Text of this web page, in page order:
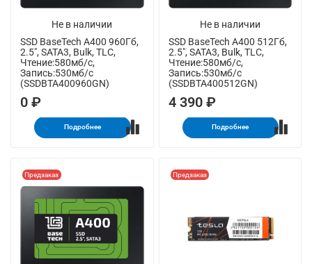
Не в наличии
SSD BaseTech A400 960Гб,
2.5", SATA3, Bulk, TLC,
Чтение:580мб/с,
Запись:530мб/с
(SSDBTA400960GN)
0 ₽
Подробнее
Не в наличии
SSD BaseTech A400 512Гб,
2.5", SATA3, Bulk, TLC,
Чтение:580мб/с,
Запись:530мб/с
(SSDBTA400512GN)
4 390 ₽
Подробнее
Предзаказ Предзаказ